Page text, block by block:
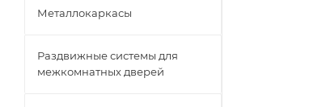
Металлокаркасы
Раздвижные системы для
межкомнатных дверей